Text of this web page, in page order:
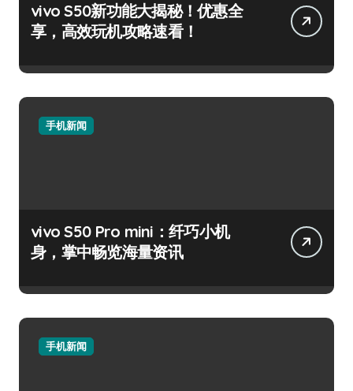
vivo S50新功能大揭秘！优惠全
享，高效玩机攻略速看！
手机新闻
vivo S50 Pro mini：纤巧小机
身，掌中畅览海量资讯
手机新闻